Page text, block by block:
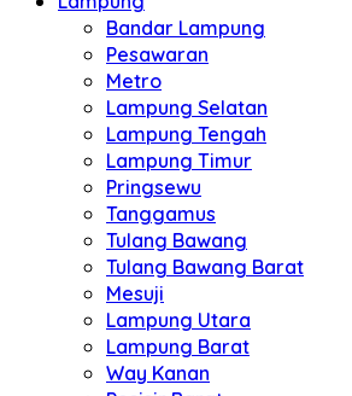
Bandar Lampung
Pesawaran
Metro
Lampung Selatan
Lampung Tengah
Lampung Timur
Pringsewu
Tanggamus
Tulang Bawang
Tulang Bawang Barat
Mesuji
Lampung Utara
Lampung Barat
Way Kanan